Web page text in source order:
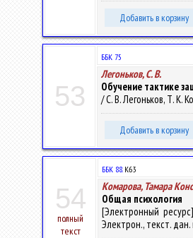
Добавить в корзину
53
ББК 75
Легоньков, С. В.
Обучение тактике
/ С. В. Легоньков, Т. К.
Добавить в корзину
54
полный
текст
ББК 88.К63
Комарова, Тамара
Общая психология
[Электронный
Электрон., текст.